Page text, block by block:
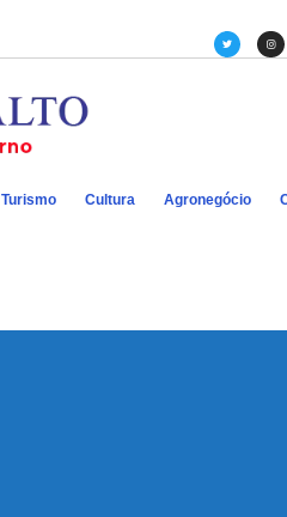
Turismo Cultura Agronegócio